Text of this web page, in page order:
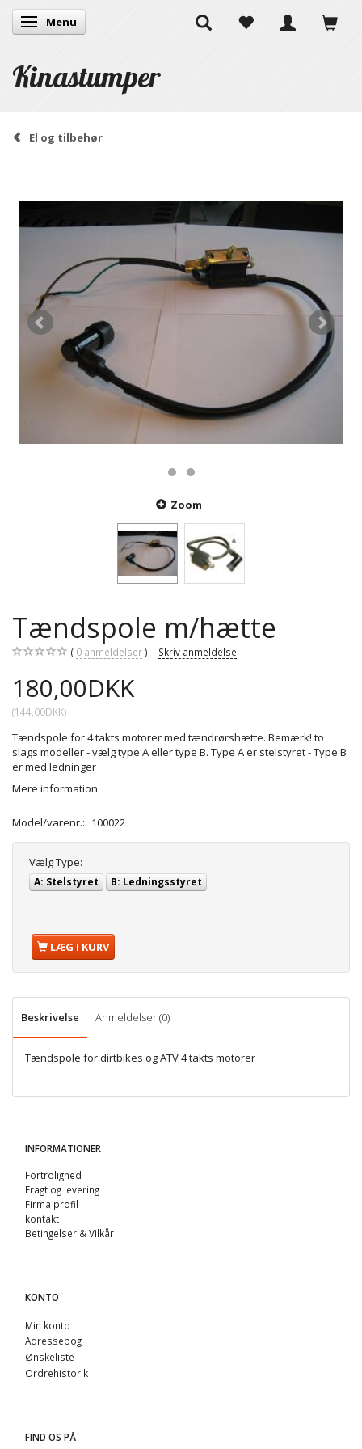
Skifte navigation
Menu
Kinastumper
El og tilbehør
Zoom
Tændspole m/hætte
0 anmeldelser Skriv anmeldelse
180,00DKK
(144,00DKK)
Tændspole for 4 takts motorer med tændrørshætte. Bemærk! to
slags modeller - vælg type A eller type B. Type A er stelstyret - Type B
er med ledninger
Mere information
Model/varenr.: 100022
VælgType:
A: Stelstyret B: Ledningsstyret
LÆG I KURV
Beskrivelse Anmeldelser (0)
Tændspole for dirtbikes og ATV 4 takts motorer
INFORMATIONER
Fortrolighed
Fragt og levering
Firma profil
kontakt
Betingelser & Vilkår
KONTO
Min konto
Adressebog
Ønskeliste
Ordrehistorik
FIND OS PÅ